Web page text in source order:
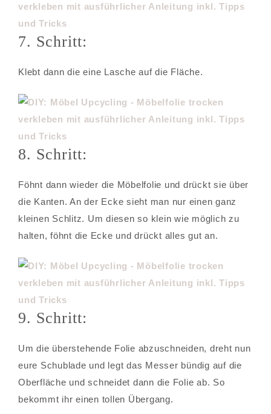
7. Schritt:
Klebt dann die eine Lasche auf die Fläche.
8. Schritt:
Föhnt dann wieder die Möbelfolie und drückt sie über
die Kanten. An der Ecke sieht man nur einen ganz
kleinen Schlitz. Um diesen so klein wie möglich zu
halten, föhnt die Ecke und drückt alles gut an.
9. Schritt:
Um die überstehende Folie abzuschneiden, dreht nun
eure Schublade und legt das Messer bündig auf die
Oberfläche und schneidet dann die Folie ab. So
bekommt ihr einen tollen Übergang.